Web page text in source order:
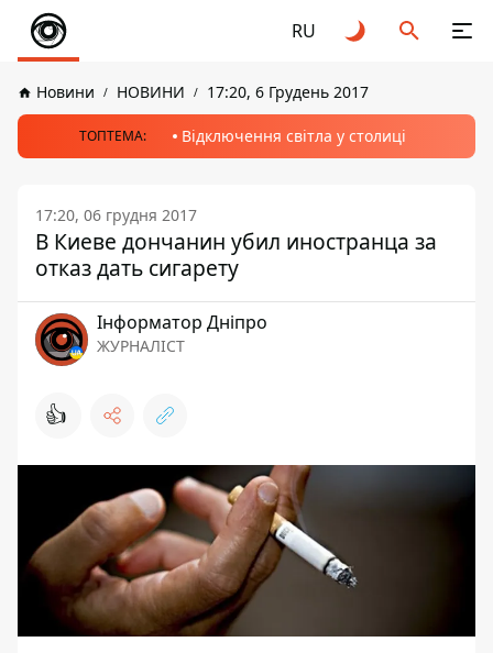
RU
Новини НОВИНИ 17:20, 6 Грудень 2017
ТОПТЕМА: Відключення світла у столиці
17:20, 06 грудня 2017
В Киеве дончанин убил иностранца за
отказ дать сигарету
Інформатор Дніпро
ЖУРНАЛІСТ
👍